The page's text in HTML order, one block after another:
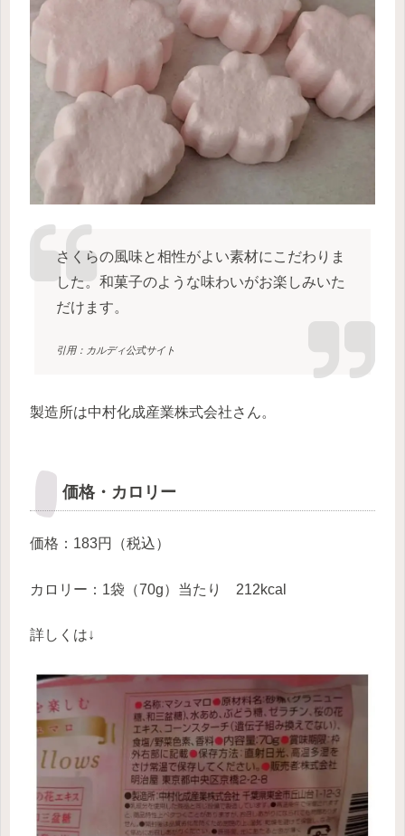
さくらの風味と相性がよい素材にこだわりま
した。和菓子のような味わいがお楽しみいた
だけます。
引用：カルディ公式サイト
製造所は中村化成産業株式会社さん。
価格・カロリー
価格：183円（税込）
カロリー：1袋（70g）当たり 212kcal
詳しくは↓